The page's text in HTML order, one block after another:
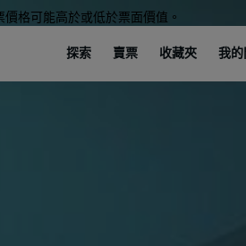
格可能高於或低於票面價值。
探索 賣票 收藏夾 我